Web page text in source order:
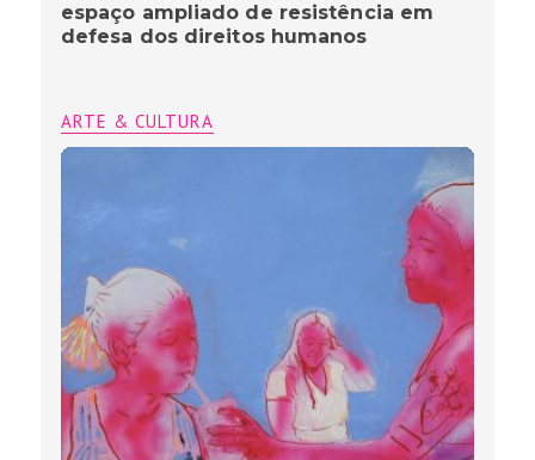
espaço ampliado de resistência em
defesa dos direitos humanos
ARTE & CULTURA